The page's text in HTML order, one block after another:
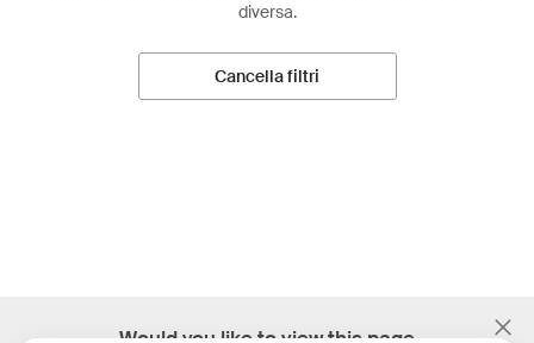
diversa.
Cancella filtri